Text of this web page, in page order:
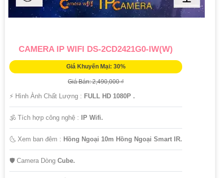
CAMERA IP WIFI DS-2CD2421G0-IW(W)
Giá Khuyến Mại: 30%
Giá Bán: 2,490,000 ₫
️⚡ Hình Ành Chất Lượng : FULL HD 1080P .
🕉️ Tích hợp công nghệ : IP Wifi.
🌜 Xem ban đêm : Hồng Ngoại 10m Hồng Ngoại Smart IR.
🛡 Camera Dòng Cube.